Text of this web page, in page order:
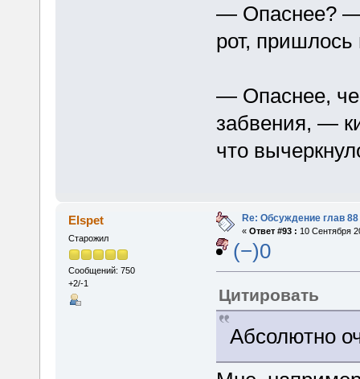
— Опаснее? —
рот,
— Опаснее,
забвения, —
что
Elspet
Старожил
Сообщений: 750
+2/-1
Re: Обсуждение глав 88
« Ответ #93 : 10 Сентября
(−)0
Цитировать
Абсолютно